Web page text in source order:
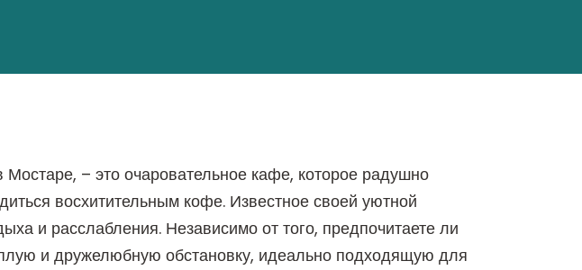
– это очаровательное кафе, которое радушно
восхитительным кофе. Известное своей уютной
и расслабления. Независимо от того, предпочитаете ли
и дружелюбную обстановку, идеально подходящую для